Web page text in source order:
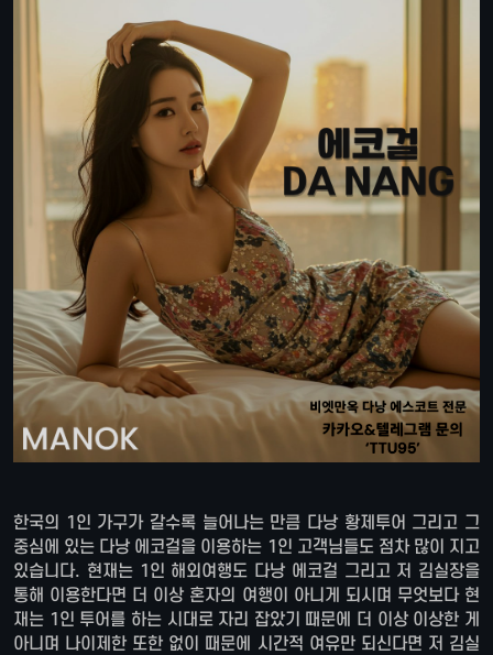
한국의 1인 가구가 갈수록 늘어나는 만큼 다낭 황제투어 그리고 그
중심에 있는 다낭 에코걸을 이용하는 1인 고객님들도 점차 많이 지고
있습니다. 현재는 1인 해외여행도 다낭 에코걸 그리고 저 김실장을
통해 이용한다면 더 이상 혼자의 여행이 아니게 되시며 무엇보다 현
재는 1인 투어를 하는 시대로 자리 잡았기 때문에 더 이상 이상한 게
아니며 나이제한 또한 없이 때문에 시간적 여유만 되신다면 저 김실